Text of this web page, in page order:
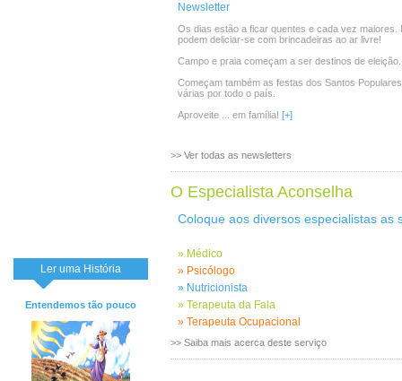
Ler uma História
Entendemos tão pouco
Newsletter
Os dias estão a ficar quentes e cada vez maiores.
podem deliciar-se com brincadeiras ao ar livre!
Campo e praia começam a ser destinos de eleição.
Começam também as festas dos Santos
várias por todo o país.
Aproveite ... em família! [+]
>> Ver todas as newsletters
O Especialista Aconselha
Coloque aos diversos especialistas as
» Médico
» Psicólogo
» Nutricionista
» Terapeuta da Fala
» Terapeuta Ocupacional
>> Saiba mais acerca deste serviço